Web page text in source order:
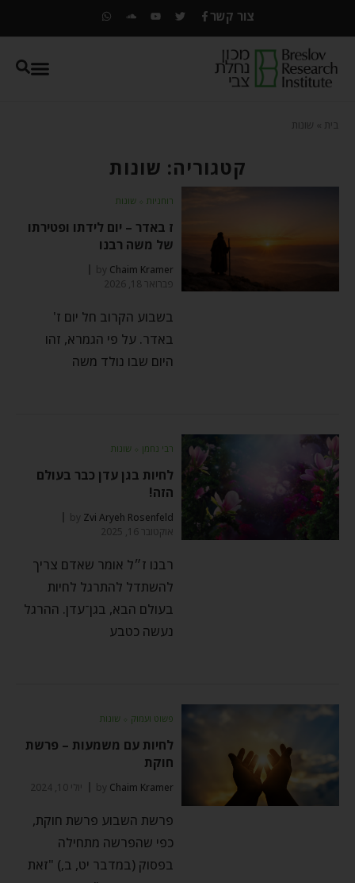
צור קשר
בית שונות
קטגוריה: שונות
רוחניות ⬦ שונות
ז באדר – יום לידתו ופטירתו
של משה רבנו
by Chaim Kramer
פברואר 18, 2026
בשבוע הקרוב חל יום ז'
באדר. על פי הגמרא, זהו
היום שבו נולד משה
רבי נחמן ⬦ שונות
לחיות בגן עדן כבר בעולם
הזה!
by Zvi Aryeh Rosenfeld
אוקטובר 16, 2025
רבנו ז״ל אומר שאדם צריך
להשתדל להתרגל לחיות
בעולם הבא, בגן־עדן. ההרגל
נעשה כטבע
פשוט ועמוק ⬦ שונות
לחיות עם משמעות – פרשת
חוקת
by Chaim Kramer יולי 10, 2024
פרשת השבוע פרשת חוקת,
כפי שהפרשה מתחילה
בפסוק (במדבר יט, ב,) "זאת